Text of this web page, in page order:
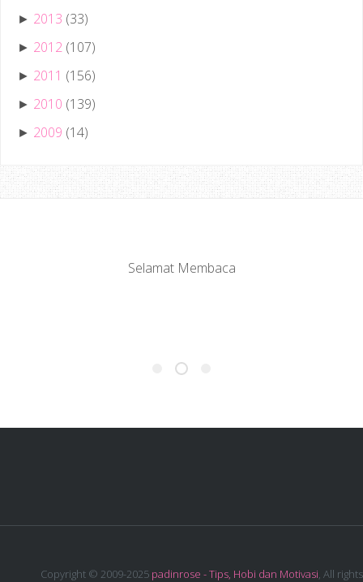
► 2013 (33)
► 2012 (107)
► 2011 (156)
► 2010 (139)
► 2009 (14)
Selamat Membaca
Copyright © 2009-2025 padinrose - Tips, Hobi dan Motivasi, All rights